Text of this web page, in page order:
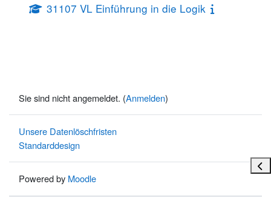
31107 VL Einführung in die Logik
Sie sind nicht angemeldet. (Anmelden)
Unsere Datenlöschfristen
Standarddesign
Powered by Moodle